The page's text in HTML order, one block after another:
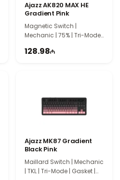
Ajazz AK820 MAX HE
Gradient Pink
Magnetic Switch |
Mechanic | 75% | Tri-Mode |
128.98
Ajazz MK87 Gradient
Black Pink
Maillard Switch | Mechanic
| TKL | Tri-Mode | Gasket |